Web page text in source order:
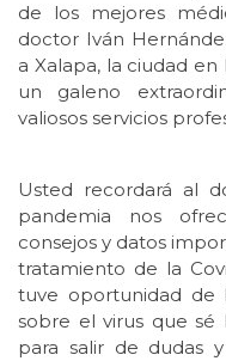
de los mejores
doctor Iván
a Xalapa, la ciudad
un galeno
valiosos servicios
Usted recordará al
pandemia nos
consejos y datos
tratamiento de la
tuve oportunidad de
sobre el virus que sé
para salir de dudas